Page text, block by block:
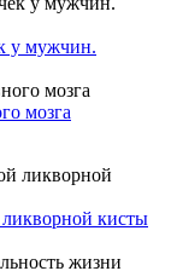
у мужчин.
мозга
кисты